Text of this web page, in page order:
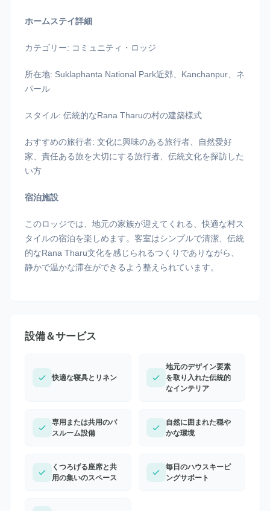
ホームステイ詳細
カテゴリー: コミュニティ・ロッジ
所在地: Suklaphanta National Park近郊、Kanchanpur、ネ
パール
スタイル: 伝統的なRana Tharuの村の建築様式
おすすめの旅行者: 文化に興味のある旅行者、自然愛好
家、責任ある旅を大切にする旅行者、伝統文化を探訪した
い方
宿泊施設
このロッジでは、地元の家族が迎えてくれる、快適な村ス
タイルの宿泊を楽しめます。客室はシンプルで清潔、伝統
的なRana Tharu文化を感じられるつくりでありながら、
静かで温かな滞在ができるよう整えられています。
設備＆サービス
快適な寝具とリネン
地元のデザイン要素
を取り入れた伝統的
なインテリア
専用または共用のバ
スルーム設備
自然に囲まれた穏や
かな環境
くつろげる座席と共
用の集いのスペース
毎日のハウスキーピ
ングサポート